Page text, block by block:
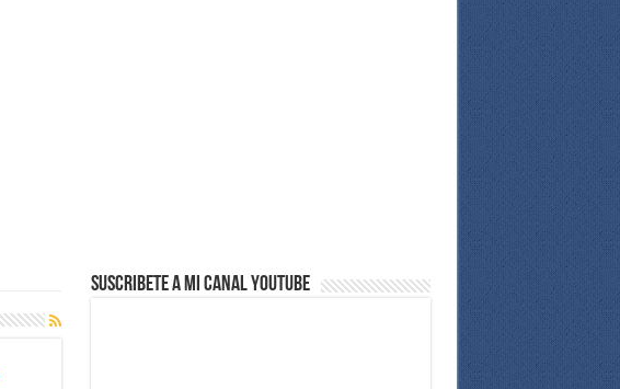
Suscribete a Mi Canal Youtube